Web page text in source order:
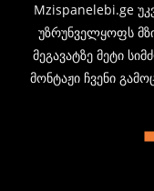
Mzispanelebi.ge
უზრუნველყოფს
მეგავატზე მეტი
მონტაჟი ჩვენი